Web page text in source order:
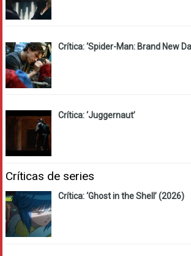
Crítica: ‘Spider-Man: Brand New
Crítica: ‘Juggernaut’
Críticas de series
Crítica: ‘Ghost in the Shell’ (2026)